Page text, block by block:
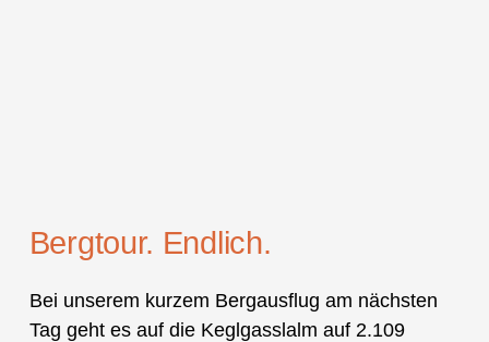
Bergtour. Endlich.
Bei unserem kurzem Bergausflug am nächsten
Tag geht es auf die Keglgasslalm auf 2.109